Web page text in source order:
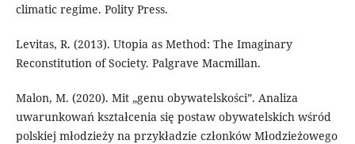
climatic regime. Polity Press.
Levitas, R. (2013). Utopia as Method: The Imaginary
Reconstitution of Society. Palgrave Macmillan.
Malon, M. (2020). Mit „genu obywatelskości”. Analiza
uwarunkowań kształcenia się postaw obywatelskich wśród
polskiej młodzieży na przykładzie członków Młodzieżowego